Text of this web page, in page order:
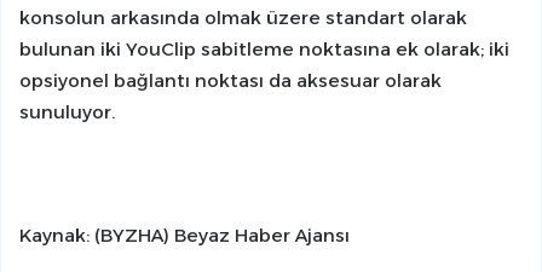
konsolun arkasında olmak üzere standart olarak
bulunan iki YouClip sabitleme noktasına ek olarak; iki
opsiyonel bağlantı noktası da aksesuar olarak
sunuluyor.
Kaynak: (BYZHA) Beyaz Haber Ajansı